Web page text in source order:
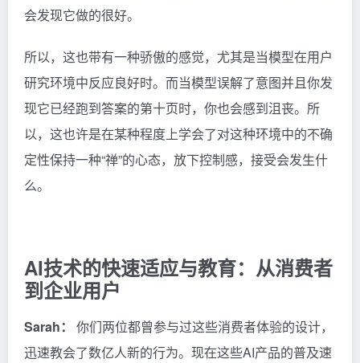
会发现它做的很好。
所以，这也带有一种骄傲的感觉，尤其是当模型在用户
研究环境中反应良好时。而当模型误解了意图并且你发
现它已经跑到答案的第十页时，你也会感到沮丧。所
以，这也许是在某种程度上学会了对这种环境中的不确
定性保持一种“禅”的心态，放下控制感，接受会发生什
么。
AI技术的快速适应与教育：从消费者
到企业用户
Sarah：
你们两位都曾参与过这些消费者体验的设计，
迅速教会了数亿人新的行为。现在这些AI产品的普及速